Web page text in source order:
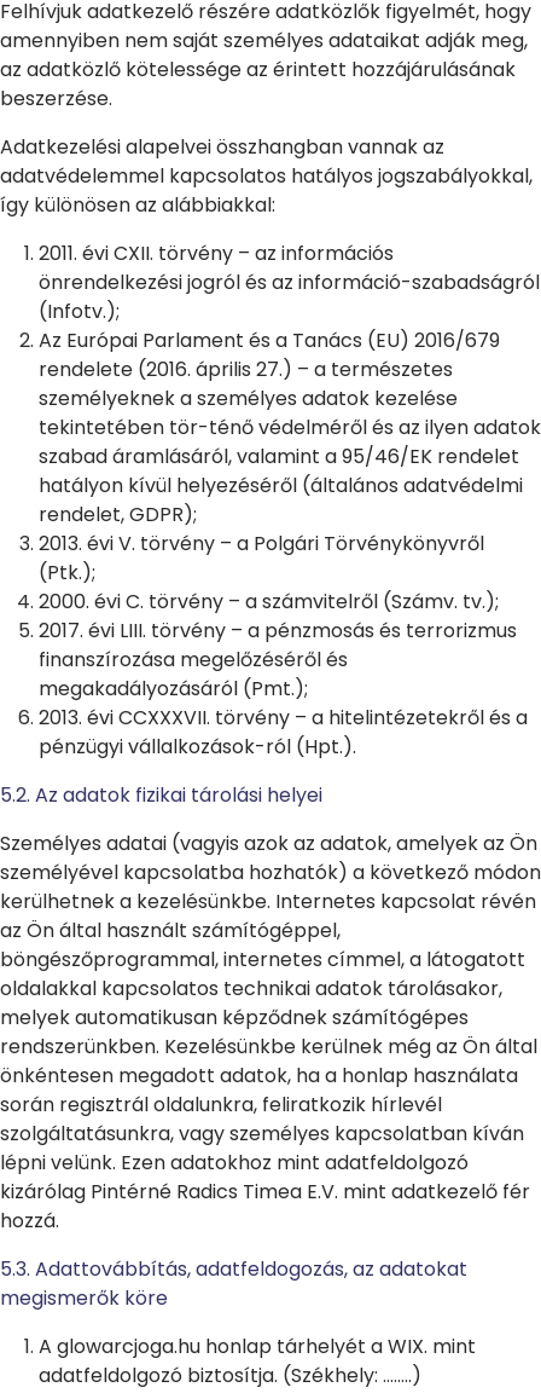
Felhívjuk adatkezelő részére adatközlők figyelmét, hogy
amennyiben nem saját személyes adataikat adják meg,
az adatközlő kötelessége az érintett hozzájárulásának
beszerzése.
Adatkezelési alapelvei összhangban vannak az
adatvédelemmel kapcsolatos hatályos jogszabályokkal,
így különösen az alábbiakkal:
2011. évi CXII. törvény – az információs
önrendelkezési jogról és az információ-szabadságról
(Infotv.);
Az Európai Parlament és a Tanács (EU) 2016/679
rendelete (2016. április 27.) – a természetes
személyeknek a személyes adatok kezelése
tekintetében tör-ténő védelméről és az ilyen adatok
szabad áramlásáról, valamint a 95/46/EK rendelet
hatályon kívül helyezéséről (általános adatvédelmi
rendelet, GDPR);
2013. évi V. törvény – a Polgári Törvénykönyvről
(Ptk.);
2000. évi C. törvény – a számvitelről (Számv. tv.);
2017. évi LIII. törvény – a pénzmosás és terrorizmus
finanszírozása megelőzéséről és
megakadályozásáról (Pmt.);
2013. évi CCXXXVII. törvény – a hitelintézetekről és a
pénzügyi vállalkozások-ról (Hpt.).
5.2. Az adatok fizikai tárolási helyei
Személyes adatai (vagyis azok az adatok, amelyek az Ön
személyével kapcsolatba hozhatók) a következő módon
kerülhetnek a kezelésünkbe. Internetes kapcsolat révén
az Ön által használt számítógéppel,
böngészőprogrammal, internetes címmel, a látogatott
oldalakkal kapcsolatos technikai adatok tárolásakor,
melyek automatikusan képződnek számítógépes
rendszerünkben. Kezelésünkbe kerülnek még az Ön által
önkéntesen megadott adatok, ha a honlap használata
során regisztrál oldalunkra, feliratkozik hírlevél
szolgáltatásunkra, vagy személyes kapcsolatban kíván
lépni velünk. Ezen adatokhoz mint adatfeldolgozó
kizárólag Pintérné Radics Timea E.V. mint adatkezelő fér
hozzá.
5.3. Adattovábbítás, adatfeldogozás, az adatokat
megismerők köre
A glowarcjoga.hu honlap tárhelyét aWIX. mint
adatfeldolgozó biztosítja. (Székhely: ……..)